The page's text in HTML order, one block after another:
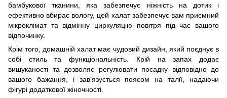
бамбукової тканини, яка забезпечує ніжність на дотик і
ефективно вбирає вологу, цей халат забезпечує вам приємний
мікроклімат та відмінну циркуляцію повітря під час вашого
відпочинку.
Крім того, домашній халат має чудовий дизайн, який поєднує в
собі стиль та функціональність. Крій на запах додає
вишуканості та дозволяє регулювати посадку відповідно до
вашого бажання, і зав'язується поясом на талії, надаючи
фігурі додаткової жіночності.